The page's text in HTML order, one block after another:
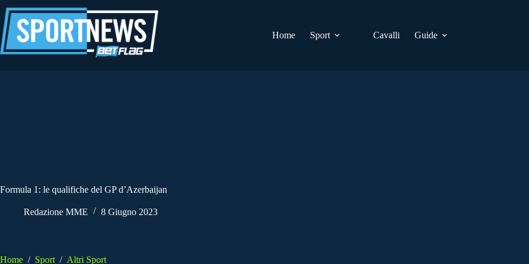
al
contenuto
Home
Sport Cavalli Guide
Formula 1: le qualifiche del GP d’Azerbaijan
Redazione MME 8 Giugno 2023
Home / Sport / Altri Sport